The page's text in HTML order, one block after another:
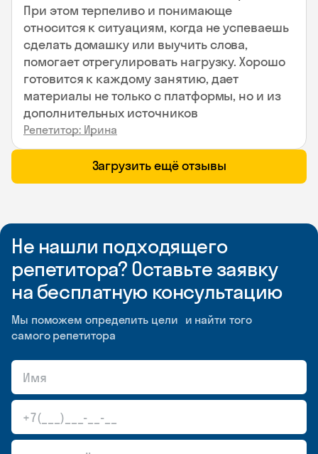
При этом терпеливо и понимающе
относится к ситуациям, когда не успеваешь
сделать домашку или выучить слова,
помогает отрегулировать нагрузку. Хорошо
готовится к каждому занятию, дает
материалы не только с платформы, но и из
дополнительных источников
Репетитор: Ирина
Загрузить ещё отзывы
Не нашли подходящего
репетитора? Оставьте заявку
на бесплатную консультацию
Мы поможем определить цели и найти того
самого репетитора